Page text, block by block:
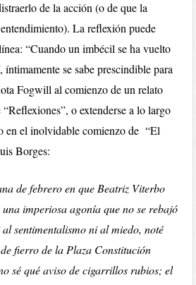
de la acción (o de que la
La reflexión puede
“Cuando un imbécil se ha vuelto
íntimamente se sabe prescindible para
Fogwill al comienzo de un relato
o extenderse a lo largo
en el inolvidable comienzo de “El
Borges:
de febrero en que Beatriz Viterbo
una imperiosa agonía que no se rebajó
sentimentalismo ni al miedo, noté
fierro de la Plaza Constitución
sé qué aviso de cigarrillos rubios; el